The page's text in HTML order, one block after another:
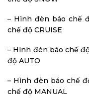
– Hình đèn báo chế
chế độ CRUISE
– Hình đèn báo chế
độ AUTO
– Hình đèn báo chế
chế độ MANUAL